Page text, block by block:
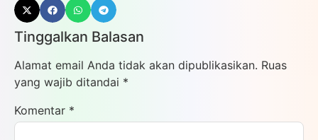
Tinggalkan Balasan
Alamat email Anda tidak akan dipublikasikan. Ruas
yang wajib ditandai *
Komentar *